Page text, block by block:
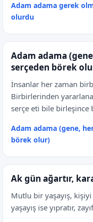
Adam adama gerek
olurdu
Adam adama
serçeden börek
İnsanlar her zaman
Birbirlerinden
serçe eti bile birleşince
Adam adama (gene,
börek olur)
Ak gün ağartır,
Mutlu bir yaşayış,
yaşayış ise yıpratır,